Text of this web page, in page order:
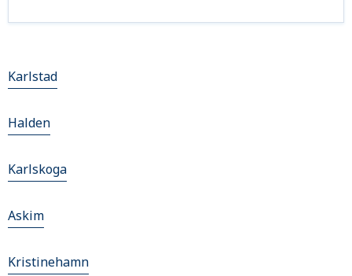
Karlstad
Halden
Karlskoga
Askim
Kristinehamn